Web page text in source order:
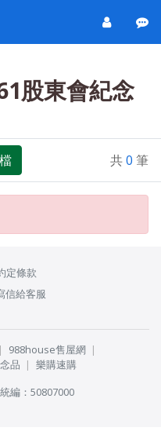
股東會紀念
共0 筆
定條款
信給客服
988house售屋網
品
樂購速購
統編：50807000